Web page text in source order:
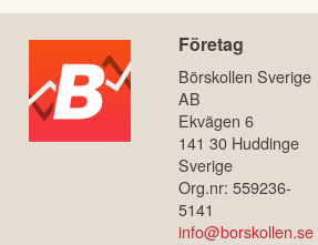
Företag
Börskollen Sverige
AB
Ekvägen 6
141 30 Huddinge
Sverige
Org.nr: 559236-
5141
info@borskollen.se